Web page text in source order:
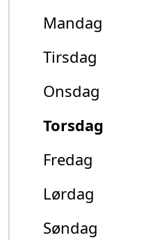
Mandag
Tirsdag
Onsdag
Torsdag
Fredag
Lørdag
Søndag